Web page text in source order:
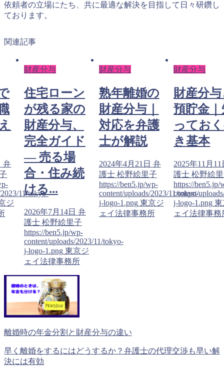
依頼者の立場にたち、共に最適な解決を目指して日々研鑽し
ております。
関連記事
弁
11/tokyo-
ジ
財産分与
住宅ローン
が残る家の
財産分与、
完全ガイド
― 売る場
合・住み続
ける...
2026年7月14日 弁
護士 松野絵里子
https://ben5.jp/wp-
content/uploads/2023/11/tokyo-
j-logo-1.png 東京ジ
ェイ法律事務所
財産分与
熟年離婚の
財産分与｜
対応を弁護
士が解説
2024年4月21日 弁
護士 松野絵里子
https://ben5.jp/wp-
content/uploads/2023/11/tokyo-
j-logo-1.png 東京ジ
ェイ法律事務所
財産分与
財産分
預貯金
ってお
き基本
2025年11月11
護士 松野絵
https://ben5.jp/
content/
j-logo-1.png
ェイ法律事務
離婚時の年金分割と財産分与の違い
早く離婚をするにはどうするか？弁護士の代理交渉も早い解
決には有効